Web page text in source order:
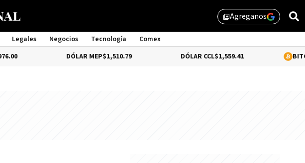
library_addAgreganos
Legales Negocios Tecnología
Comex
DÓLAR MEP$1,510.79 $1,559.41 0.55%